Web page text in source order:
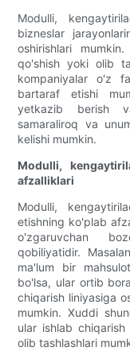
Modulli,
bizneslar
oshirishlari
qo'shish yoki olib
kompaniyalar o'z
bartaraf etishi
yetkazib berish
samaraliroq va
kelishi mumkin.
Modulli,
afzalliklari
Modulli,
etishning ko'plab
o'zgaruvchan
qobiliyatidir.
ma'lum bir
bo'lsa, ular ortib
chiqarish liniyasiga
mumkin. Xuddi
ular ishlab
olib tashlashlari